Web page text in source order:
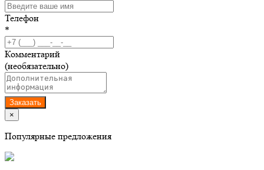
Телефон
*
Комментарий
(необязательно)
Заказать
×
Популярные предложения